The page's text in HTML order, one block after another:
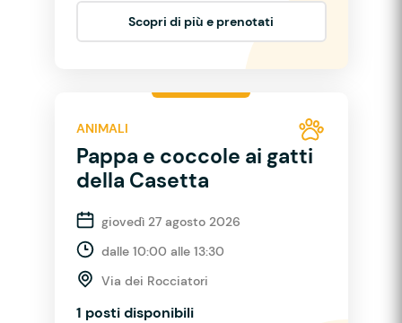
Scopri di più e prenotati
ANIMALI
Pappa e coccole ai gatti
della Casetta
giovedì 27 agosto 2026
dalle 10:00 alle 13:30
Via dei Rocciatori
1 posti disponibili